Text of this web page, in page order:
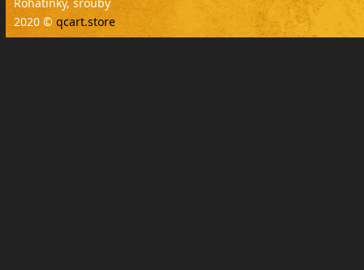
2020 © qcart.store